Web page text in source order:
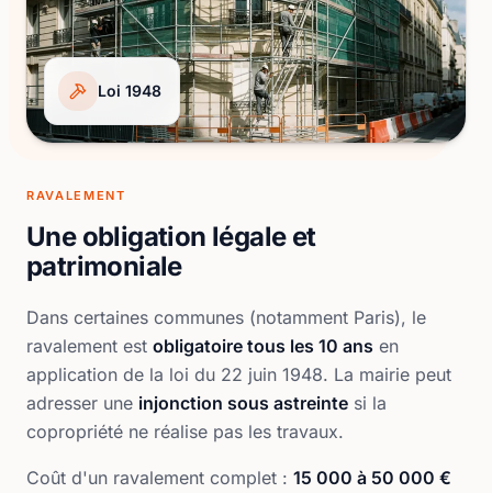
Loi 1948
RAVALEMENT
Une obligation légale et
patrimoniale
Dans certaines communes (notamment Paris), le
ravalement est obligatoire tous les 10 ans en
application de la loi du 22 juin 1948. La mairie peut
adresser une injonction sous astreinte si la
copropriété ne réalise pas les travaux.
Coût d'un ravalement complet : 15 000 à 50 000 €